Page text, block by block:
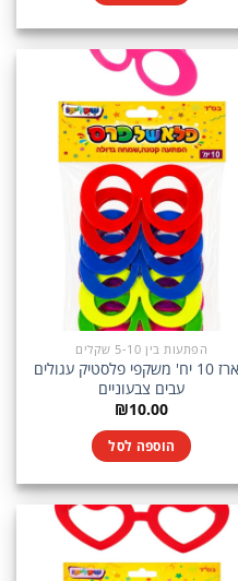
הפתעות בין 5-10 שקלים
מארז 10 יח' משקפי פלסטיק עגולים
עבים צבעוניים
₪10.00
הוספה לסל